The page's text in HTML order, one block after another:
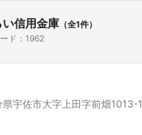
信用金庫 （全1件）
ド：1962
宇佐市大字上田字前畑1013-1